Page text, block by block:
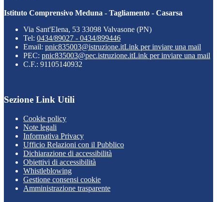
Istituto Comprensivo Meduna - Tagliamento - Casarsa
Via Sant'Elena, 53 33098 Valvasone (PN)
Tel: 0434/89027 - 0434/899446
Email: pnic835003@istruzione.itLink per inviare una mail
PEC: pnic835003@pec.istruzione.itLink per inviare una mail
C.F.: 91105140932
Sezione Link Utili
Cookie policy
Note legali
Informativa Privacy
Ufficio Relazioni con il Pubblico
Dichiarazione di accessibilità
Obiettivi di accessibilità
Whistleblowing
Gestione consensi cookie
Amministrazione trasparente